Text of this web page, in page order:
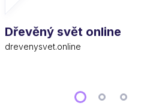
Dřevěný svět online
drevenysvet.online